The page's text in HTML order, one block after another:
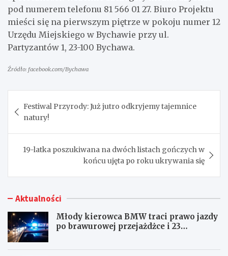
pod numerem telefonu 81 566 01 27. Biuro Projektu
mieści się na pierwszym piętrze w pokoju numer 12
Urzędu Miejskiego w Bychawie przy ul.
Partyzantów 1, 23-100 Bychawa.
Źródło: facebook.com/Bychawa
wpisu
Festiwal Przyrody: Już jutro odkryjemy tajemnice
natury!
19-latka poszukiwana na dwóch listach gończych w
końcu ujęta po roku ukrywania się
Aktualności
Młody kierowca BMW traci prawo jazdy
po brawurowej przejażdżce i 23